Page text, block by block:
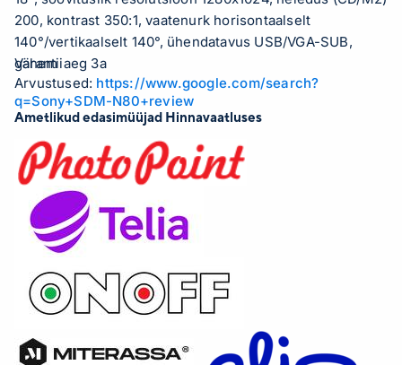
200, kontrast 350:1, vaatenurk horisontaalselt
140°/vertikaalselt 140°, ühendatavus USB/VGA-SUB,
garantiiaeg 3a
Vähem
Arvustused: https://www.google.com/search?
q=Sony+SDM-N80+review
Ametlikud edasimüüjad Hinnavaatluses